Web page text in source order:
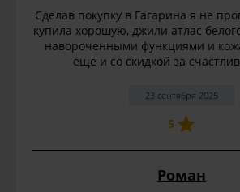
Сделав покупку в Гагарина я не
купила хорошую, джили атлас
навороченными функциями и
ещё и со скидкой за
23 сентября 2025
5
Роман